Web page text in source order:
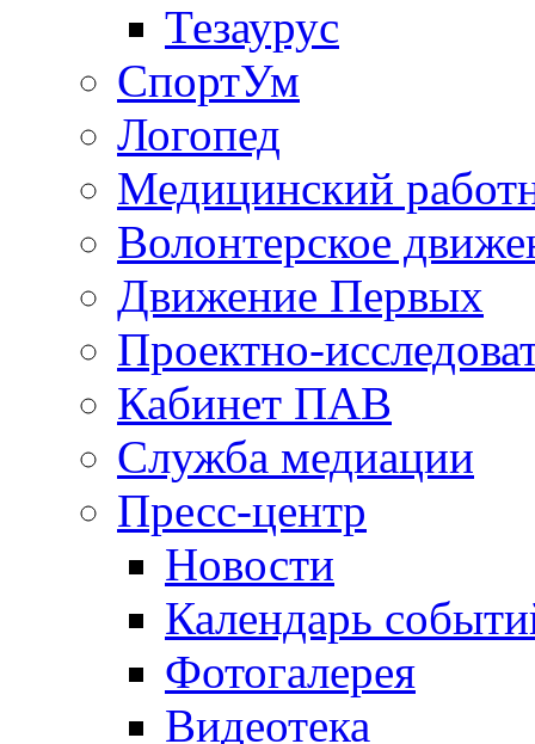
Тезаурус
СпортУм
Логопед
Медицинский
Волонтерское
Движение Первых
Проектно-
Кабинет ПАВ
Служба медиации
Пресс-центр
Новости
Календарь
Фотогалерея
Видеотека